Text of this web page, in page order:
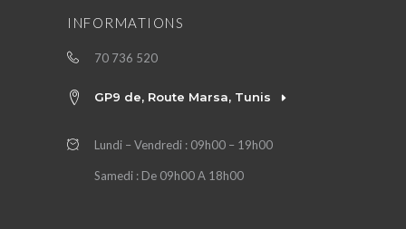
INFORMATIONS
70 736 520
GP9 de, Route Marsa, Tunis
Lundi – Vendredi : 09h00 – 19h00
Samedi : De 09h00 A 18h00